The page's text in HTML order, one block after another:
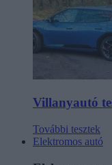
Villanyautó
További tesztek
Elektromos autó